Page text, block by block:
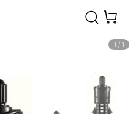
1 / 1